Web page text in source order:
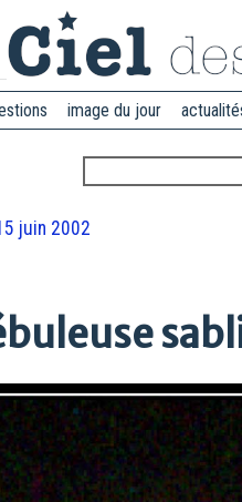
image du jour
juin 2002